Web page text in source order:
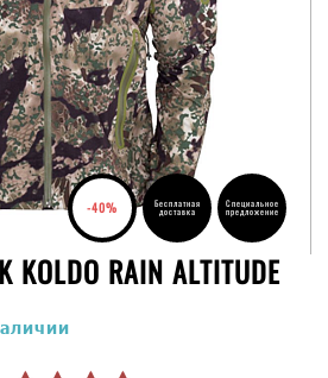
-40% Бесплатная
доставка
Специальное
предложение
KOLDO RAIN ALTITUDE